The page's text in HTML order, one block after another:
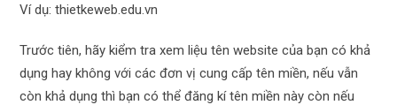
Ví dụ: thietkeweb.edu.vn
Trước tiên, hãy kiểm tra xem liệu tên website của bạn có khả
dụng hay không với các đơn vị cung cấp tên miền, nếu vẫn
còn khả dụng thì bạn có thể đăng kí tên miền này còn nếu